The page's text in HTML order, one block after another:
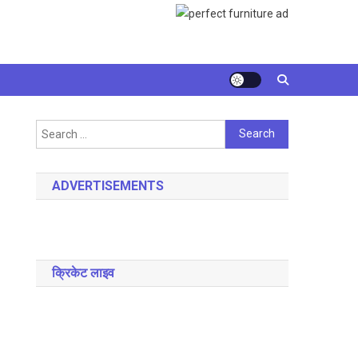
Search
for:
ADVERTISEMENTS
क्रिकेट लाइव